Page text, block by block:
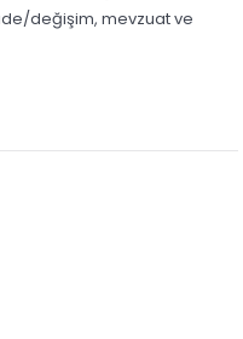
değişim, mevzuat ve